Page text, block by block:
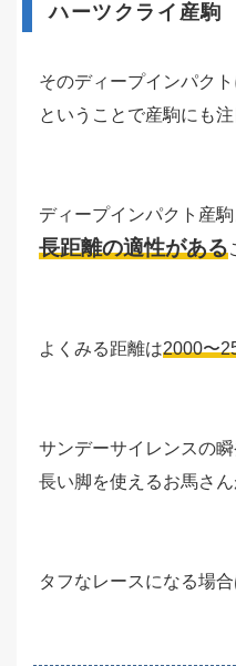
ハーツクライ産駒
そのディープインパク
ということで産駒にも注
ディープインパクト産駒
長距離の適性がある
よくみる距離は2000〜
サンデーサイレンスの瞬
長い脚を使えるお馬さん
タフなレースになる場